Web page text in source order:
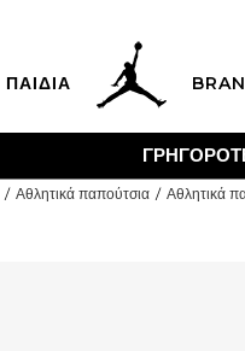
ΠΑΙΔΙΑ
Αθλητικά παπούτσια Αθλητικά